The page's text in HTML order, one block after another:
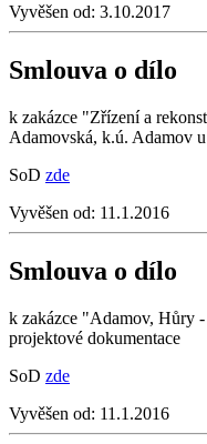
Vyvěšen od: 3.10.2017
Smlouva o dílo
k zakázce "Zřízení a
Adamovská, k.ú. Adamov
SoD zde
Vyvěšen od: 11.1.2016
Smlouva o dílo
k zakázce "Adamov, Hůry
projektové dokumentace
SoD zde
Vyvěšen od: 11.1.2016